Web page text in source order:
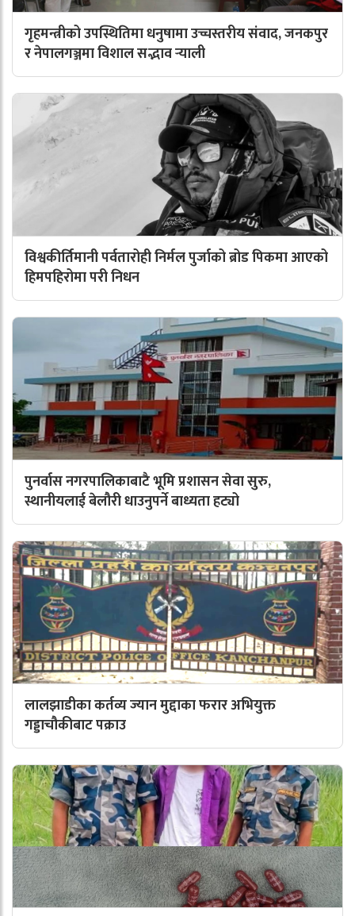
गृहमन्त्रीको उपस्थितिमा धनुषामा उच्चस्तरीय संवाद, जनकपुर
र नेपालगञ्जमा विशाल सद्भाव र्‍याली
विश्वकीर्तिमानी पर्वतारोही निर्मल पुर्जाको ब्रोड पिकमा आएको
हिमपहिरोमा परी निधन
पुनर्वास नगरपालिकाबाटै भूमि प्रशासन सेवा सुरु,
स्थानीयलाई बेलौरी धाउनुपर्ने बाध्यता हट्यो
लालझाडीका कर्तव्य ज्यान मुद्दाका फरार अभियुक्त
गड्डाचौकीबाट पक्राउ